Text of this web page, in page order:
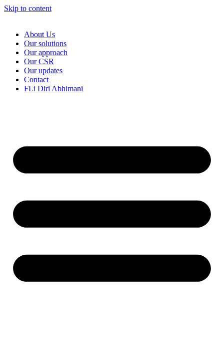
Skip to content
About Us
Our solutions
Our approach
Our CSR
Our updates
Contact
FLi Diri Abhimani